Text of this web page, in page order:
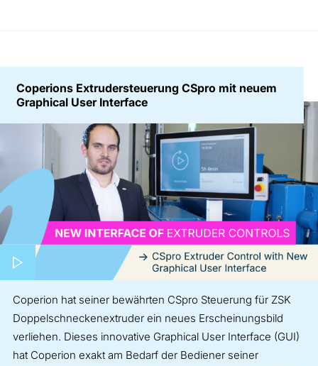
Coperions Extrudersteuerung CSpro mit neuem
Graphical User Interface
Coperion hat seiner bewährten CSpro Steuerung für ZSK
Doppelschneckenextruder ein neues Erscheinungsbild
verliehen. Dieses innovative Graphical User Interface (GUI)
hat Coperion exakt am Bedarf der Bediener seiner